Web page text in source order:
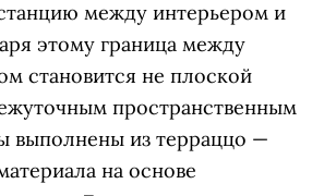
между интерьером и
этому граница между
становится не плоской
пространственным
выполнены из терраццо —
на основе